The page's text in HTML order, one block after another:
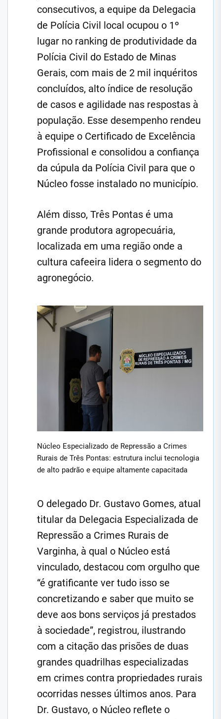
consecutivos, a equipe da Delegacia
de Polícia Civil local ocupou o 1º
lugar no ranking de produtividade da
Polícia Civil do Estado de Minas
Gerais, com mais de 2 mil inquéritos
concluídos, alto índice de resolução
de casos e agilidade nas respostas à
população. Esse desempenho rendeu
à equipe o Certificado de Excelência
Profissional e consolidou a confiança
da cúpula da Polícia Civil para que o
Núcleo fosse instalado no município.
Além disso, Três Pontas é uma
grande produtora agropecuária,
localizada em uma região onde a
cultura cafeeira lidera o segmento do
agronegócio.
Núcleo Especializado de Repressão a Crimes
Rurais de Três Pontas: estrutura inclui tecnologia
de alto padrão e equipe altamente capacitada
O delegado Dr. Gustavo Gomes, atual
titular da Delegacia Especializada de
Repressão a Crimes Rurais de
Varginha, à qual o Núcleo está
vinculado, destacou com orgulho que
“é gratificante ver tudo isso se
concretizando e saber que muito se
deve aos bons serviços já prestados
à sociedade”, registrou, ilustrando
com a citação das prisões de duas
grandes quadrilhas especializadas
em crimes contra propriedades rurais
ocorridas nesses últimos anos. Para
Dr. Gustavo, o Núcleo reflete o